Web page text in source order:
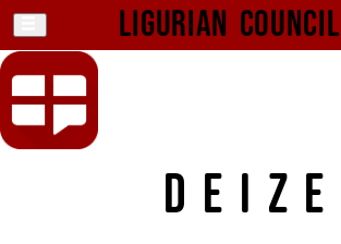
Ligurian Council
DEIZE